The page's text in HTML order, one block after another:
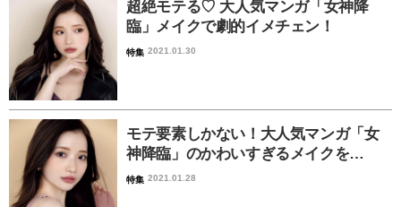
超絶モテる♡ 大人気マンガ「女神降
臨」メイクで劇的イメチェン！
特集 2021.01.30
モテ要素しかない！大人気マンガ「女
神降臨」のかわいすぎるメイクを…
特集 2021.01.28